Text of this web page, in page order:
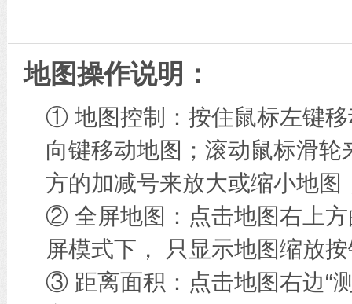
地图操作说明：
① 地图控制：按住鼠标左键
向键移动地图；滚动鼠标滑
方的加减号来放大或缩小地图
② 全屏地图：点击地图右上方
屏模式下， 只显示地图缩放
③ 距离面积：点击地图右边“